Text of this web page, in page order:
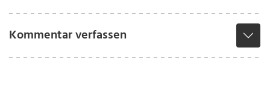
Kommentar verfassen